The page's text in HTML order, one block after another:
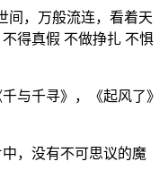
间，万般流连，看着天
得真假 不做挣扎 不惧
与千寻》，《起风了》
，没有不可思议的魔